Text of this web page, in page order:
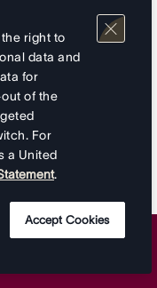
Asana Premium
Asana Business
Asana Starter
right to
data and
for
of the
For
a United
.
Accept Cookies